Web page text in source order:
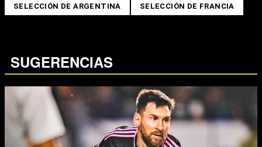
SELECCIÓN DE ARGENTINA SELECCIÓN DE FRANCIA
SUGERENCIAS